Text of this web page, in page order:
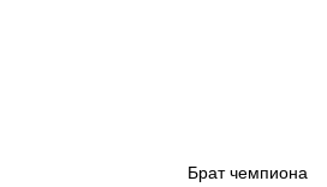
Брат чемпиона